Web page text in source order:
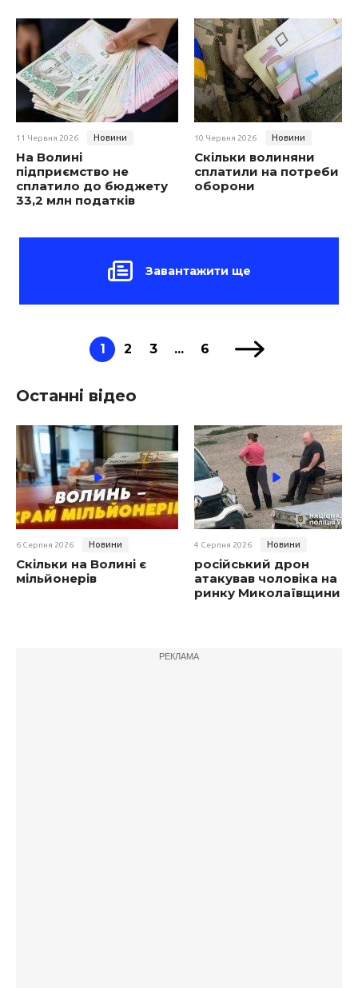
11 Червня 2026 Новини
На Волині
підприємство не
сплатило до бюджету
33,2 млн податків
10 Червня 2026 Новини
Скільки волиняни
сплатили на потреби
оборони
Завантажити ще
1 2 3 ... 6
Останні відео
6 Серпня 2026 Новини
Скільки на Волині є
мільйонерів
4 Серпня 2026 Новини
російський дрон
атакував чоловіка на
ринку Миколаївщини
РЕКЛАМА